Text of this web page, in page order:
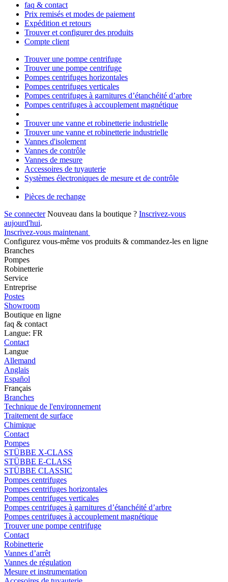
faq & contact
Prix remisés et modes de paiement
Expédition et retours
Trouver et configurer des produits
Compte client
Trouver une pompe centrifuge
Trouver une pompe centrifuge
Pompes centrifuges horizontales
Pompes centrifuges verticales
Pompes centrifuges à garnitures d’étanchéité d’arbre
Pompes centrifuges à accouplement magnétique
Trouver une vanne et robinetterie industrielle
Trouver une vanne et robinetterie industrielle
Vannes d'isolement
Vannes de contrôle
Vannes de mesure
Accessoires de tuyauterie
Systèmes électroniques de mesure et de contrôle
Pièces de rechange
Se connecter Nouveau dans la boutique ? Inscrivez-vous
aujourd'hui.
Inscrivez-vous maintenant
Configurez vous-même vos produits & commandez-les en ligne
Branches
Pompes
Robinetterie
Service
Entreprise
Postes
Showroom
Boutique en ligne
faq & contact
Langue: FR
Contact
Langue
Allemand
Anglais
Español
Français
Branches
Technique de l'environnement
Traitement de surface
Chimique
Contact
Pompes
STÜBBE X-CLASS
STÜBBE E-CLASS
STÜBBE CLASSIC
Pompes centrifuges
Pompes centrifuges horizontales
Pompes centrifuges verticales
Pompes centrifuges à garnitures d’étanchéité d’arbre
Pompes centrifuges à accouplement magnétique
Trouver une pompe centrifuge
Contact
Robinetterie
Vannes d’arrêt
Vannes de régulation
Mesure et instrumentation